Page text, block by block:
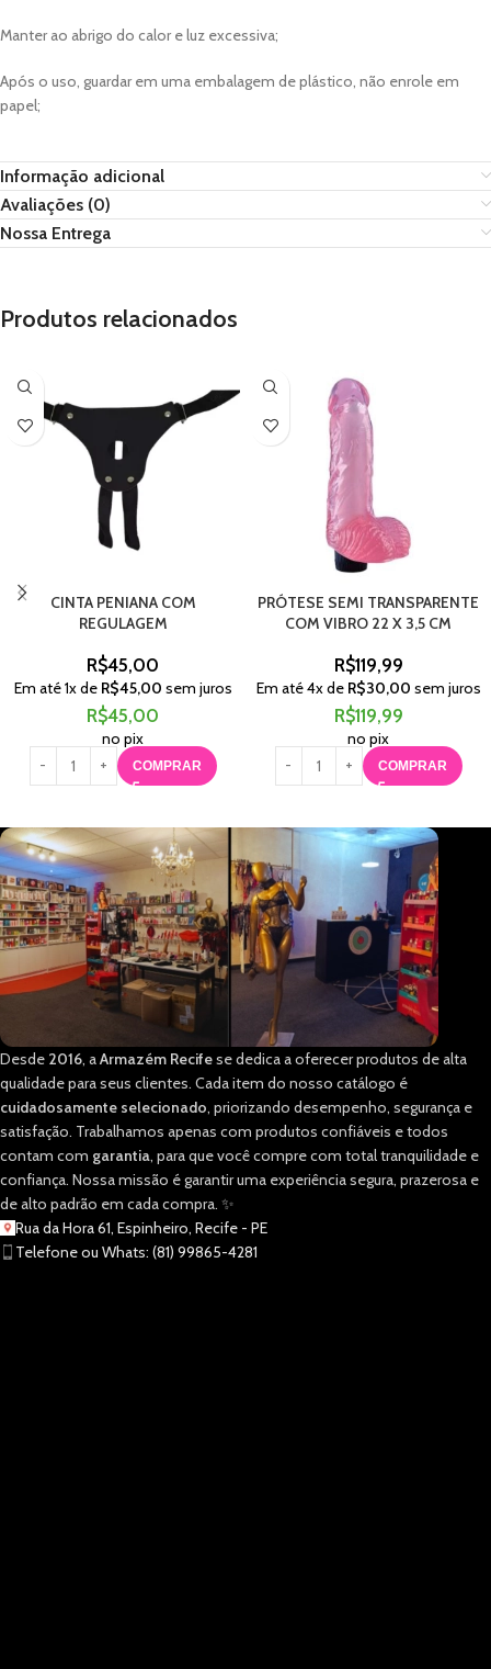
Manter ao abrigo do calor e luz excessiva;
Após o uso, guardar em uma embalagem de plástico, não enrole em
papel;
Informação adicional
Avaliações (0)
Nossa Entrega
Produtos relacionados
CINTA PENIANA COM
REGULAGEM
R$45,00
Em até1x de R$45,00 sem juros
R$45,00
no pix
COMPRAR
PRÓTESE SEMI TRANSPARENTE
COM VIBRO 22 X 3,5 CM
R$119,99
Em até4x de R$30,00 sem juros
R$119,99
no pix
COMPRAR
Desde 2016, aArmazém Recifese dedica a oferecer produtos de alta
qualidade para seus clientes. Cada item do nosso catálogo é
cuidadosamente selecionado, priorizando desempenho, segurança e
satisfação. Trabalhamos apenas com produtos confiáveis e todos
contam com garantia, para que você compre com total tranquilidade e
confiança. Nossa missão é garantir uma experiência segura, prazerosa e
de alto padrão em cada compra. ✨
Rua da Hora 61, Espinheiro, Recife - PE
Telefone ou Whats: (81) 99865-4281